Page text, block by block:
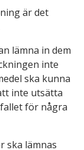
är det
lämna in dem
inte
ska kunna
inte utsätta
för några
ska lämnas